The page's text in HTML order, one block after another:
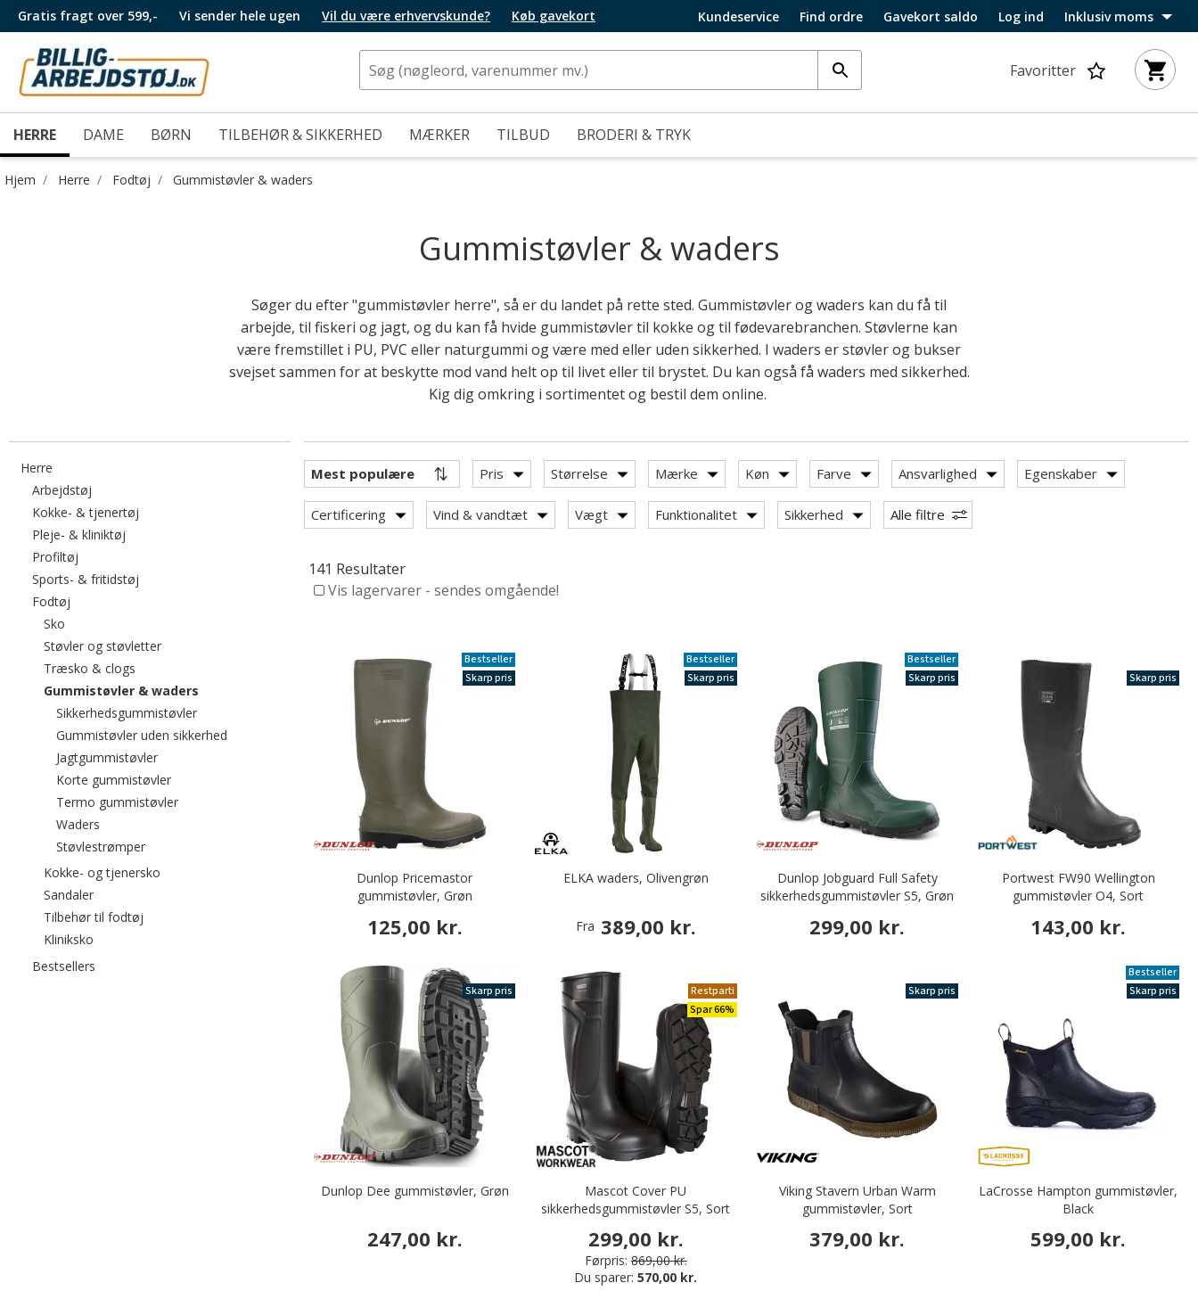
Gratis fragt over 599,- Vi sender hele ugen Vil du være erhvervskunde? Køb gavekort Kundeservice Find ordre Gavekort saldo Log ind Inklusiv moms
Favoritter
HERRE DAME BØRN TILBEHØR & SIKKERHED MÆRKER TILBUD BRODERI & TRYK
Hjem Herre Fodtøj Gummistøvler & waders
Gummistøvler & waders
Søger du efter "gummistøvler herre", så er du landet på rette sted. Gummistøvler og waders kan du få til
arbejde, til fiskeri og jagt, og du kan få hvide gummistøvler til kokke og til fødevarebranchen. Støvlerne kan
være fremstillet i PU, PVC eller naturgummi og være med eller uden sikkerhed. I waders er støvler og bukser
svejset sammen for at beskytte mod vand helt op til livet eller til brystet. Du kan også få waders med sikkerhed.
Kig dig omkring i sortimentet og bestil dem online.
Herre
Arbejdstøj
Kokke- & tjenertøj Filtrér efter category: Kokke- & tjenertøj
Pleje- & kliniktøj Filtrér efter category: Pleje- & kliniktøj
Profiltøj
Sports- & fritidstøj Filtrér efter category: Sports- & fritidstøj
Fodtøj
Sko
Støvler og støvletterFiltrér efter category: Støvler og støvletter
Træsko & clogs
Gummistøvler & waders valgte I øjeblikket sorteret efter category: Gummistøvler & waders
SikkerhedsgummistøvlerFiltrér efter category: Sikkerhedsgummistøvler
Gummistøvler uden sikkerhedFiltrér efter category: Gummistøvler uden sikkerhed
JagtgummistøvlerFiltrér efter category: Jagtgummistøvler
Korte gummistøvlerFiltrér efter category: Korte gummistøvler
Termo gummistøvlerFiltrér efter category: Termo gummistøvler
WadersFiltrér efter category: Waders
StøvlestrømperFiltrér efter category: Støvlestrømper
Kokke- og tjenersko Filtrér efter category: Kokke- og tjenersko
SandalerFiltrér efter category: Sandaler
Tilbehør til fodtøj
Kliniksko
Bestsellers
Pris Størrelse Mærke Køn Farve Ansvarlighed Egenskaber
Certificering Vind & vandtæt Vægt Funktionalitet Sikkerhed Alle filtre
141 Resultater
Vis lagervarer - sendes omgående!
Bestseller
Skarp pris
Dunlop Pricemastor
gummistøvler, Grøn
125,00 kr.
Bestseller
Skarp pris
ELKA waders, Olivengrøn
Fra 389,00 kr.
Bestseller
Skarp pris
Dunlop Jobguard Full Safety
sikkerhedsgummistøvler S5, Grøn
299,00 kr.
Skarp pris
Portwest FW90 Wellington
gummistøvler O4, Sort
143,00 kr.
Skarp pris
Dunlop Dee gummistøvler, Grøn
247,00 kr.
Restparti
Spar 66%
Mascot Cover PU
sikkerhedsgummistøvler S5, Sort
299,00 kr.
Førpris: 869,00 kr.
Du sparer:570,00 kr.
Skarp pris
Viking Stavern Urban Warm
gummistøvler, Sort
379,00 kr.
Bestseller
Skarp pris
LaCrosse Hampton gummistøvler,
Black
599,00 kr.